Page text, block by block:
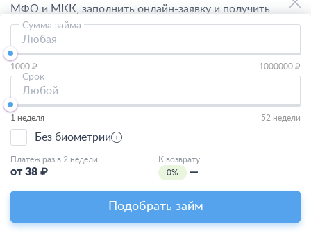
Любая
Сумма займа
1000 ₽ 1000000 ₽
Любой
Срок
1 неделя 52 недели
Без биометрии
Платеж раз в 2 недели
от38 ₽
К возврату
0%
—
Подобрать займ
МФО и МКК, заполнить онлайн-заявку и получить
одобрение в течение нескольких минут.
Процесс оформления онлайн-займа
на карту
Чтобы выбрать предложение, используйте сортировку
вариантов по категориям. На странице доступны
онлайн-займы без процентов, на короткий период и с
длительным сроком кредитования. На данный момент
список включает более 800 программ. Для оформления
следует:
Перейти на сайт выбранного кредитора. Далее